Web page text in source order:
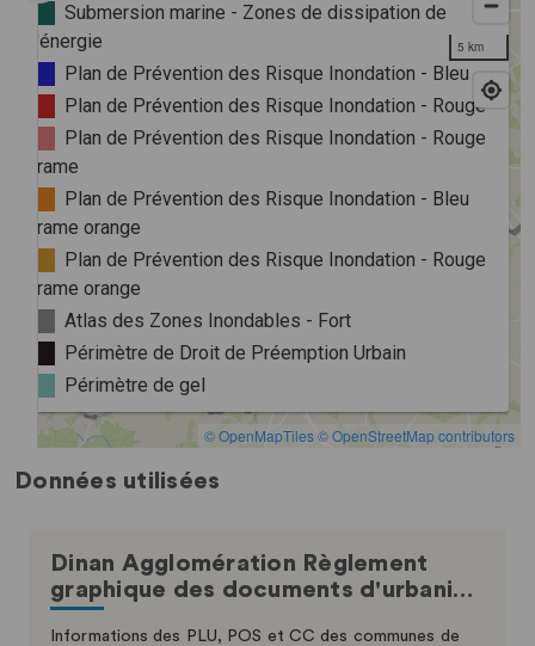
Données utilisées
Dinan Agglomération Règlement
graphique des documents d'urbani…
Informations des PLU, POS et CC des communes de